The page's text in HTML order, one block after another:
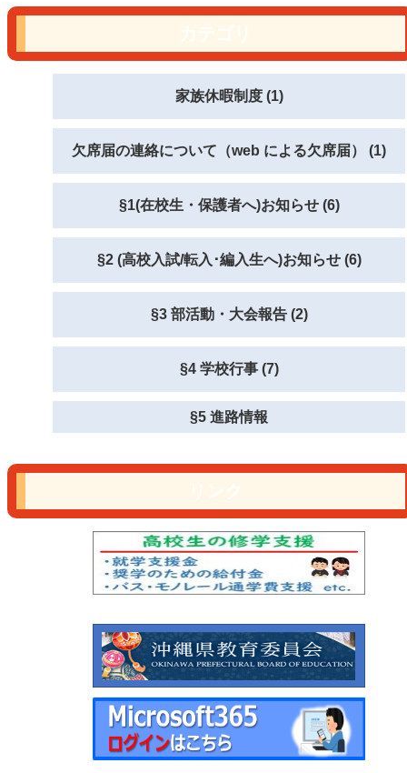
家族休暇制度 (1)
欠席届の連絡について（web による欠席届） (1)
§1(在校生・保護者へ)お知らせ (6)
§2 (高校入試/転入･編入生へ)お知らせ (6)
§3 部活動・大会報告 (2)
§4 学校行事 (7)
§5 進路情報